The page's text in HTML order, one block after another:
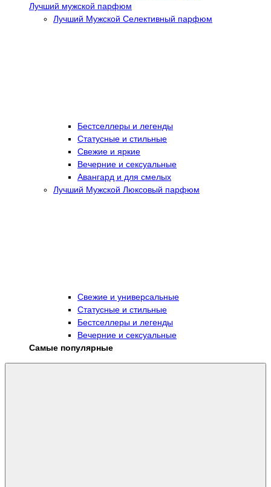
Лучший мужской парфюм
Лучший Мужской Селективный парфюм
Бестселлеры и легенды
Статусные и стильные
Свежие и яркие
Вечерние и сексуальные
Авангард и для смелых
Лучший Мужской Люксовый парфюм
Свежие и универсальные
Статусные и стильные
Бестселлеры и легенды
Вечерние и сексуальные
Самые популярные